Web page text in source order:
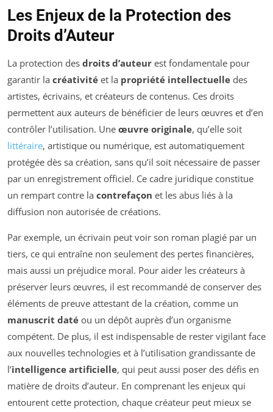
Les Enjeux de la Protection des
Droits d’Auteur
La protection des droits d’auteur est fondamentale pour
garantir la créativité et la propriété intellectuelle des
artistes, écrivains, et créateurs de contenus. Ces droits
permettent aux auteurs de bénéficier de leurs œuvres et d’en
contrôler l’utilisation. Une œuvre originale, qu’elle soit
littéraire, artistique ou numérique, est automatiquement
protégée dès sa création, sans qu’il soit nécessaire de passer
par un enregistrement officiel. Ce cadre juridique constitue
un rempart contre la contrefaçon et les abus liés à la
diffusion non autorisée de créations.
Par exemple, un écrivain peut voir son roman plagié par un
tiers, ce qui entraîne non seulement des pertes financières,
mais aussi un préjudice moral. Pour aider les créateurs à
préserver leurs œuvres, il est recommandé de conserver des
éléments de preuve attestant de la création, comme un
manuscrit daté ou un dépôt auprès d’un organisme
compétent. De plus, il est indispensable de rester vigilant face
aux nouvelles technologies et à l’utilisation grandissante de
l’intelligence artificielle, qui peut aussi poser des défis en
matière de droits d’auteur. En comprenant les enjeux qui
entourent cette protection, chaque créateur peut mieux se